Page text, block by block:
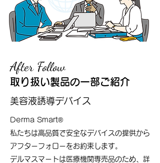
After Follow
After Follow
​取り扱い製品の一部ご紹介
美容液誘導デバイス
Derma Smart®
私たちは高品質で安全なデバイスの提供から
アフターフォローをお約束します。
デルマスマートは医療機関専売品のため、詳